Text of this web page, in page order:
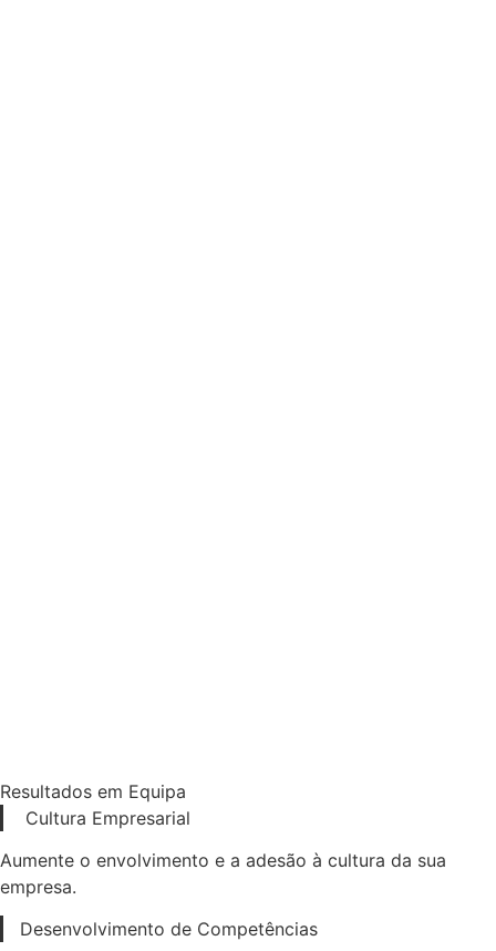
Resultados em Equipa
Cultura Empresarial
Aumente o envolvimento e a adesão à cultura da sua
empresa.
Desenvolvimento de Competências